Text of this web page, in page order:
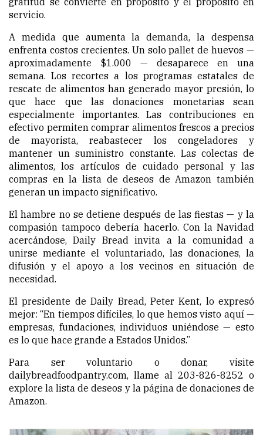
servicio.
A medida que aumenta la demanda, la despensa
enfrenta costos crecientes. Un solo pallet de huevos —
aproximadamente $1.000 — desaparece en una
semana. Los recortes a los programas estatales de
rescate de alimentos han generado mayor presión, lo
que hace que las donaciones monetarias sean
especialmente importantes. Las contribuciones en
efectivo permiten comprar alimentos frescos a precios
de mayorista, reabastecer los congeladores y
mantener un suministro constante. Las colectas de
alimentos, los artículos de cuidado personal y las
compras en la lista de deseos de Amazon también
generan un impacto significativo.
El hambre no se detiene después de las fiestas — y la
compasión tampoco debería hacerlo. Con la Navidad
acercándose, Daily Bread invita a la comunidad a
unirse mediante el voluntariado, las donaciones, la
difusión y el apoyo a los vecinos en situación de
necesidad.
El presidente de Daily Bread, Peter Kent, lo expresó
mejor: “En tiempos difíciles, lo que hemos visto aquí —
empresas, fundaciones, individuos uniéndose — esto
es lo que hace grande a Estados Unidos.”
Para ser voluntario o donar, visite
dailybreadfoodpantry.com, llame al 203-826-8252 o
explore la lista de deseos y la página de donaciones de
Amazon.